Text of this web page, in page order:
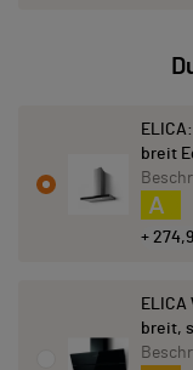
breit
+
A
ELICA
breit,